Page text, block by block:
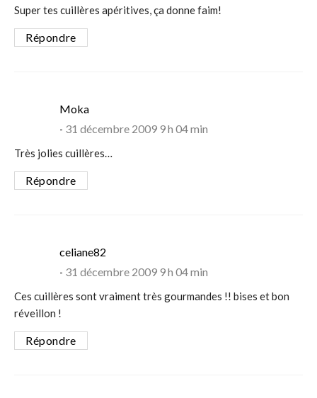
Super tes cuillères apéritives, ça donne faim!
Répondre
Mokasays:
31 décembre 2009 9 h 04 min
Très jolies cuillères…
Répondre
celiane82says:
31 décembre 2009 9 h 04 min
Ces cuillères sont vraiment très gourmandes !! bises et bon
réveillon !
Répondre